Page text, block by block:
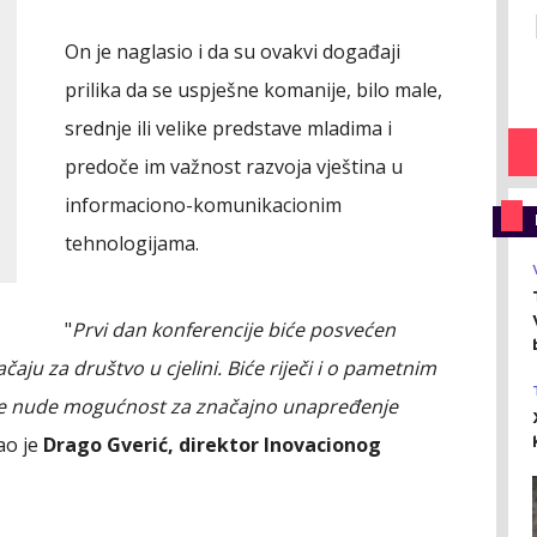
On je naglasio i da su ovakvi događaji
prilika da se uspješne komanije, bilo male,
srednje ili velike predstave mladima i
predoče im važnost razvoja vještina u
informaciono-komunikacionim
tehnologijama.
"Prvi dan konferencije biće posvećen
za društvo u cjelini. Biće riječi i o pametnim
mogućnost za značajno unapređenje
je Drago Gverić, direktor Inovacionog